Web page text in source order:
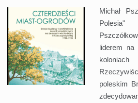
Michał
liderem
poleskim